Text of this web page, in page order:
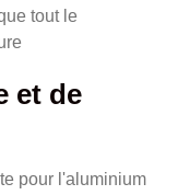
tout le
et de
pour l'aluminium